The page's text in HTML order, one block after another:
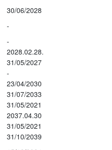
30/06/2028
-
-
2028.02.28.
31/05/2027
-
23/04/2030
31/07/2033
31/05/2021
2037.04.30
31/05/2021
31/10/2039